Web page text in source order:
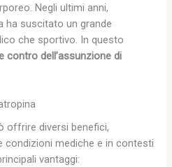
Negli ultimi anni,
ha suscitato un grande
che sportivo. In questo
contro dell’assunzione di
offrire diversi benefici,
condizioni mediche e in contesti
vantaggi: